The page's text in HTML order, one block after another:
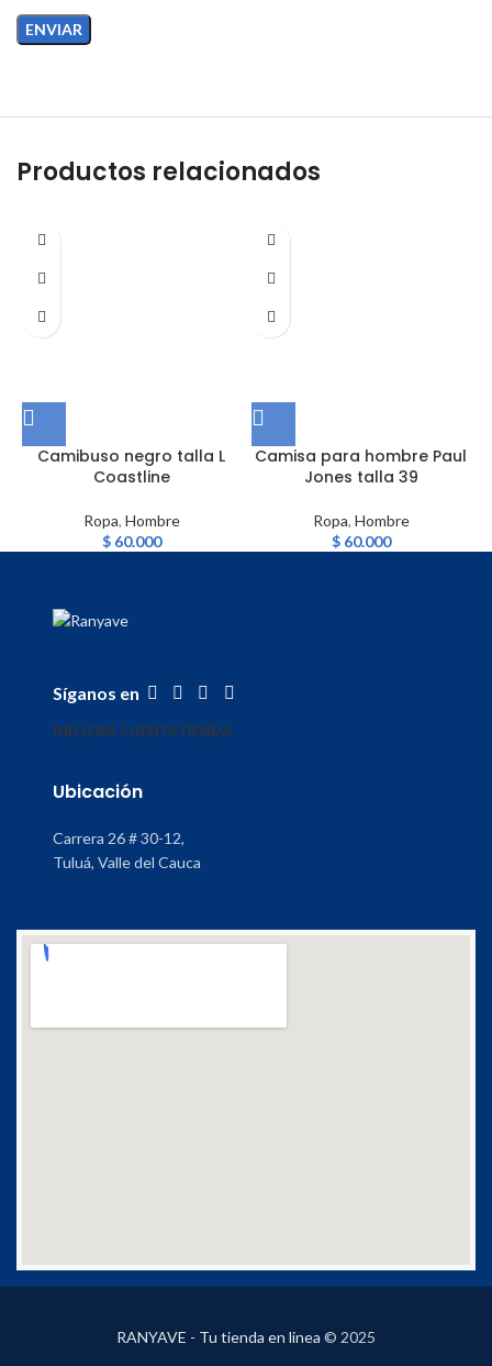
Productos relacionados
Camibuso negro talla L
Coastline
Ropa, Hombre
$60.000
Camisa para hombre Paul
Jones talla 39
Ropa, Hombre
$60.000
Síganos en
INICIOMI CUENTATIENDA
Ubicación
Carrera 26 # 30-12,
Tuluá, Valle del Cauca
RANYAVE - Tu tienda en linea © 2025